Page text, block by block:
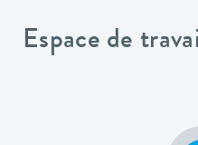
Espace de